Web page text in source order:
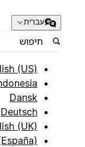
עברית
English (US)
Indonesia
Dansk
Deutsch
English (UK)
(España)